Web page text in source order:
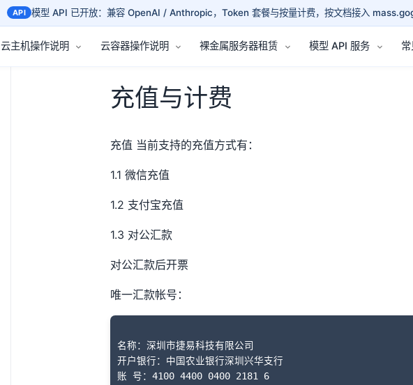
云主机操作说明 云容器操作说明 裸金属服务器租赁 模型 API 服务
充值与计费
充值 当前支持的充值方式有：
1.1 微信充值
1.2 支付宝充值
1.3 对公汇款
对公汇款后开票
唯一汇款帐号：
名称：深圳市捷易科技有限公司
开户银行：中国农业银行深圳兴华支行
账 号：4100 4400 0400 2181 6
API 模型 API 已开放：兼容 OpenAI / Anthropic，Token 套餐与按量计费，按文档接入